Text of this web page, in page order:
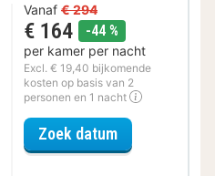
Vanaf € 294
€ 164 -44 %
per kamer per nacht
Excl. € 19,40 bijkomende
kosten op basis van 2
personen en 1 nacht
Zoek datumvoor